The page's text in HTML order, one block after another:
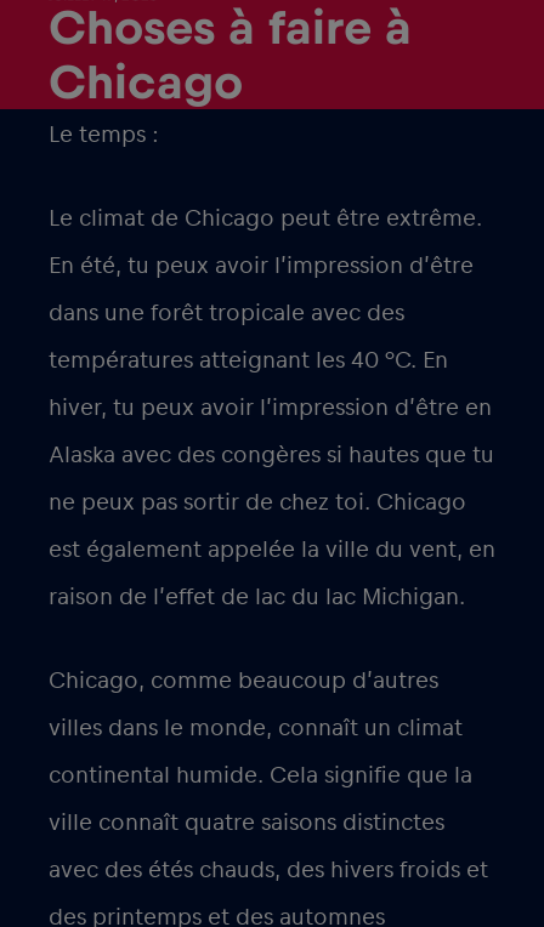
Choses à faire à
Chicago
Le temps :
Le climat de Chicago peut être extrême.
En été, tu peux avoir l’impression d’être
dans une forêt tropicale avec des
températures atteignant les 40 °C. En
hiver, tu peux avoir l’impression d’être en
Alaska avec des congères si hautes que tu
ne peux pas sortir de chez toi. Chicago
est également appelée la ville du vent, en
raison de l’effet de lac du lac Michigan.
Chicago, comme beaucoup d’autres
villes dans le monde, connaît un climat
continental humide. Cela signifie que la
ville connaît quatre saisons distinctes
avec des étés chauds, des hivers froids et
des printemps et des automnes